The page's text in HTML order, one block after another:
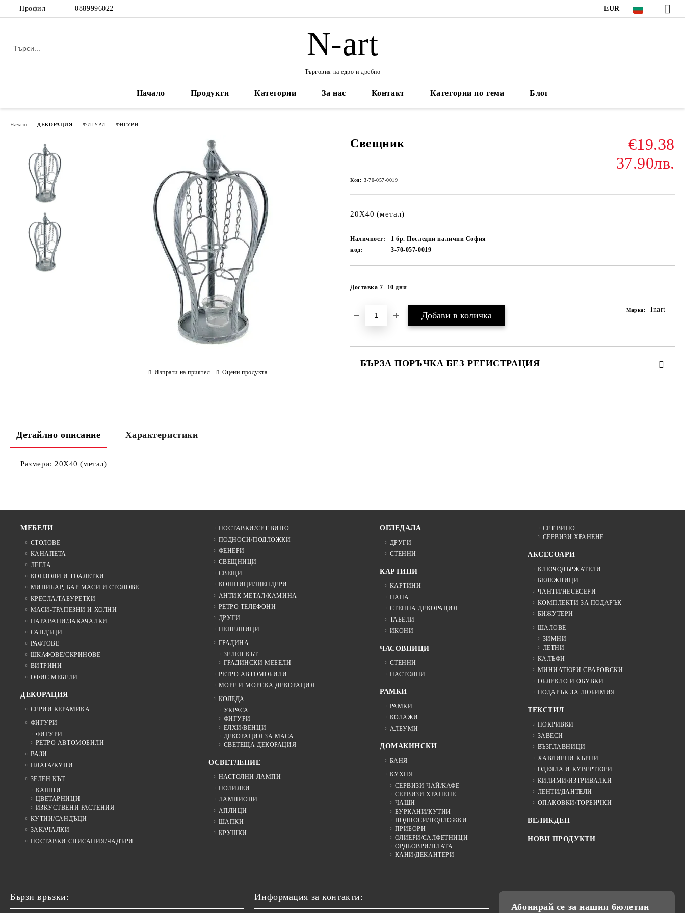
Профил 0889996022 EUR
N-art
Търговия на едро и дребно
Начало Продукти Категории За нас Контакт Категории по тема Блог
Начало ДЕКОРАЦИЯ ФИГУРИ ФИГУРИ
Свещник
€19.38
37.90лв.
Код: 3-70-057-0019
20X40 (метал)
Наличност:
1 бр. Последни налични София
код:
3-70-057-0019
Доставка 7- 10 дни
Марка: Inart
БЪРЗА ПОРЪЧКА БЕЗ РЕГИСТРАЦИЯ
Изпрати на приятел Оцени продукта
Детайлно описание Характеристики
Размери: 20X40 (метал)
МЕБЕЛИ
СТОЛОВЕ
КАНАПЕТА
ЛЕГЛА
КОНЗОЛИ И ТОАЛЕТКИ
МИНИБАР, БАР МАСИ И СТОЛОВЕ
КРЕСЛА/ТАБУРЕТКИ
МАСИ-ТРАПЕЗНИ И ХОЛНИ
ПАРАВАНИ/ЗАКАЧАЛКИ
САНДЪЦИ
РАФТОВЕ
ШКАФОВЕ/СКРИНОВЕ
ВИТРИНИ
ОФИС МЕБЕЛИ
ДЕКОРАЦИЯ
СЕРИИ КЕРАМИКА
ФИГУРИ
ФИГУРИ
РЕТРО АВТОМОБИЛИ
ВАЗИ
ПЛАТА/КУПИ
ЗЕЛЕН КЪТ
КАШПИ
ЦВЕТАРНИЦИ
ИЗКУСТВЕНИ РАСТЕНИЯ
КУТИИ/САНДЪЦИ
ЗАКАЧАЛКИ
ПОСТАВКИ СПИСАНИЯ/ЧАДЪРИ
ПОСТАВКИ/СЕТ ВИНО
ПОДНОСИ/ПОДЛОЖКИ
ФЕНЕРИ
СВЕЩНИЦИ
СВЕЩИ
КОШНИЦИ/ЩЕНДЕРИ
АНТИК МЕТАЛ/КАМИНА
РЕТРО ТЕЛЕФОНИ
ДРУГИ
ПЕПЕЛНИЦИ
ГРАДИНА
ЗЕЛЕН КЪТ
ГРАДИНСКИ МЕБЕЛИ
РЕТРО АВТОМОБИЛИ
МОРЕ И МОРСКА ДЕКОРАЦИЯ
КОЛЕДА
УКРАСА
ФИГУРИ
ЕЛХИ/ВЕНЦИ
ДЕКОРАЦИЯ ЗА МАСА
СВЕТЕЩА ДЕКОРАЦИЯ
ОСВЕТЛЕНИЕ
НАСТОЛНИ ЛАМПИ
ПОЛИЛЕИ
ЛАМПИОНИ
АПЛИЦИ
ШАПКИ
КРУШКИ
ОГЛЕДАЛА
ДРУГИ
СТЕННИ
КАРТИНИ
КАРТИНИ
ПАНА
СТЕННА ДЕКОРАЦИЯ
ТАБЕЛИ
ИКОНИ
ЧАСОВНИЦИ
СТЕННИ
НАСТОЛНИ
РАМКИ
РАМКИ
КОЛАЖИ
АЛБУМИ
ДОМАКИНСКИ
БАНЯ
КУХНЯ
СЕРВИЗИ ЧАЙ/КАФЕ
СЕРВИЗИ ХРАНЕНЕ
ЧАШИ
БУРКАНИ/КУТИИ
ПОДНОСИ/ПОДЛОЖКИ
ПРИБОРИ
ОЛИЕРИ/САЛФЕТНИЦИ
ОРДЬОВРИ/ПЛАТА
КАНИ/ДЕКАНТЕРИ
СЕТ ВИНО
СЕРВИЗИ ХРАНЕНЕ
АКСЕСОАРИ
КЛЮЧОДЪРЖАТЕЛИ
БЕЛЕЖНИЦИ
ЧАНТИ/НЕСЕСЕРИ
КОМПЛЕКТИ ЗА ПОДАРЪК
БИЖУТЕРИ
ШАЛОВЕ
ЗИМНИ
ЛЕТНИ
КАЛЪФИ
МИНИАТЮРИ СВАРОВСКИ
ОБЛЕКЛО И ОБУВКИ
ПОДАРЪК ЗА ЛЮБИМИЯ
ТЕКСТИЛ
ПОКРИВКИ
ЗАВЕСИ
ВЪЗГЛАВНИЦИ
ХАВЛИЕНИ КЪРПИ
ОДЕЯЛА И КУВЕРТЮРИ
КИЛИМИ/ИЗТРИВАЛКИ
ЛЕНТИ/ДАНТЕЛИ
ОПАКОВКИ/ТОРБИЧКИ
ВЕЛИКДЕН
НОВИ ПРОДУКТИ
Бързи връзки:
Информация за контакти:
Абонирай се за нашия бюлетин